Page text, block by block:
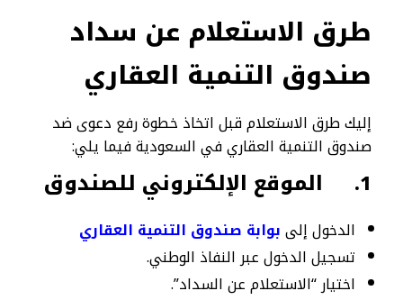
طرق الاستعلام عن سداد
صندوق التنمية العقاري
إليك طرق الاستعلام قبل اتخاذ خطوة رفع دعوى ضد
صندوق التنمية العقاري في السعودية فيما يلي:
1. الموقع الإلكتروني للصندوق
الدخول إلى بوابة صندوق التنمية العقاري
تسجيل الدخول عبر النفاذ الوطني.
اختيار “الاستعلام عن السداد”.